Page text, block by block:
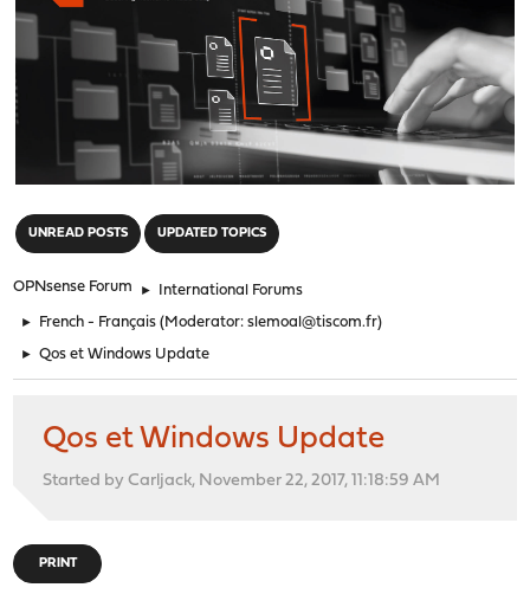
UNREAD POSTS UPDATED TOPICS
OPNsense Forum ► International Forums
► French - Français (Moderator:slemoal@tiscom.fr)
► Qos et Windows Update
Qos et Windows Update
Started by Carljack, November 22, 2017, 11:18:59 AM
PRINT